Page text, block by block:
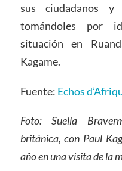
sus ciudadanos y
tomándoles por
situación en
Kagame.
Fuente: Echos
Foto: Suella
británica, con Paul
año en una visita de la